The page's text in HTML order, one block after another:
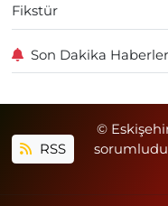
Fikstür
Son Dakika
RSS
©